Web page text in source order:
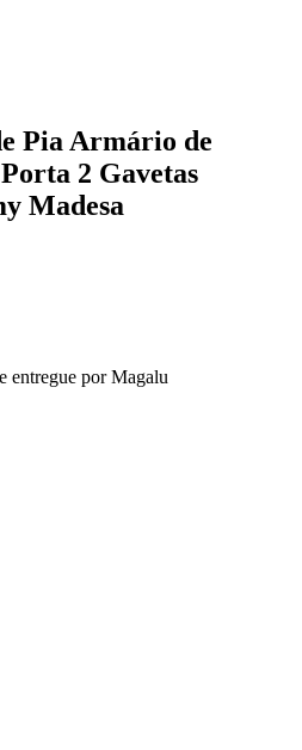
Pia Armário de
2 Gavetas
Madesa
e entregue por Magalu